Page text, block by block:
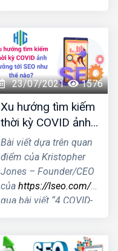
lời được câu hỏi đó
nhé!
23/07/2021 1576
Xu hướng tìm kiếm
thời kỳ COVID ảnh
hưởng tới SEO như
thế nào?
Bài viết dựa trên quan
điểm của Kristopher
Jones – Founder/CEO
củahttps://lseo.com/thông
qua bài viết “4 COVID-
SEO”- Xu hướng tìm